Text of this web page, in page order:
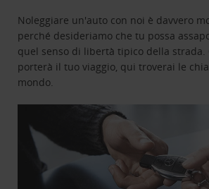
Noleggiare un'auto con noi è davvero
perché desideriamo che tu possa
quel senso di libertà tipico della strada.
porterà il tuo viaggio, qui troverai le
mondo.